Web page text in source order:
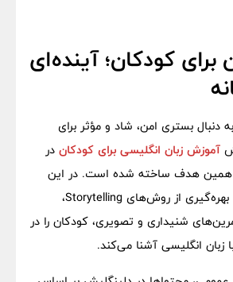
برای کودکان؛ آینده‌ای
دنبال بستری امن، شاد و مؤثر برای
آموزش زبان انگلیسی برای کودکان در
همین هدف ساخته شده است. در این
مسیر، تیم آموزشی با بهره‌گیری از روش‌های Storytelling،
شنیداری و تصویری، کودکان را در
زبان انگلیسی آشنا می‌کند.